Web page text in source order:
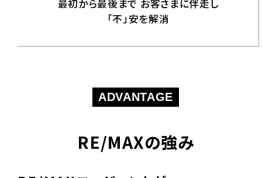
最初から最後まで お客さまに伴走し
「不」安を解消
ADVANTAGE
RE/MAXの強み